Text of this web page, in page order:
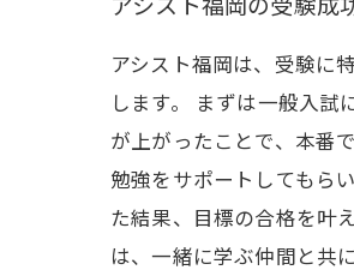
アシスト福岡の受験成
アシスト福岡は、受験に
します。 まずは一般入
が上がったことで、本番
勉強をサポートしてもら
た結果、目標の合格を叶
は、一緒に学ぶ仲間と共